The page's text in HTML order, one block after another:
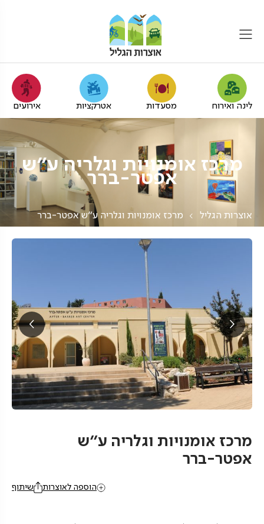
לינה ואירוח מסעדות אטרקציות אירועים
מרכז אומנויות וגלריה ע"ש
אפטר-ברר
אוצרות הגליל מרכז אומנויות וגלריה ע"ש אפטר-ברר
מרכז אומנויות וגלריה ע"ש
אפטר-ברר
שיתוף הוספה לאוצרות